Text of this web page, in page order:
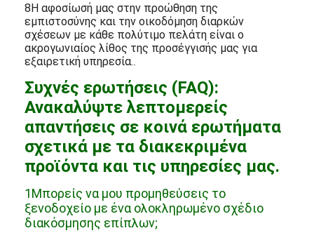
8Η αφοσίωσή μας στην προώθηση της
εμπιστοσύνης και την οικοδόμηση διαρκών
σχέσεων με κάθε πολύτιμο πελάτη είναι ο
ακρογωνιαίος λίθος της προσέγγισής μας για
εξαιρετική υπηρεσία.
Συχνές ερωτήσεις (FAQ):
Ανακαλύψτε λεπτομερείς
απαντήσεις σε κοινά ερωτήματα
σχετικά με τα διακεκριμένα
προϊόντα και τις υπηρεσίες μας.
1Μπορείς να μου προμηθεύσεις το
ξενοδοχείο με ένα ολοκληρωμένο σχέδιο
διακόσμησης επίπλων;